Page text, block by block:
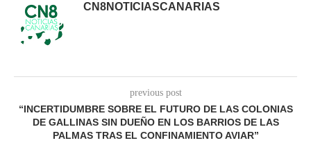
CN8NOTICIASCANARIAS
previous post
“INCERTIDUMBRE SOBRE EL FUTURO DE LAS COLONIAS
DE GALLINAS SIN DUEÑO EN LOS BARRIOS DE LAS
PALMAS TRAS EL CONFINAMIENTO AVIAR”